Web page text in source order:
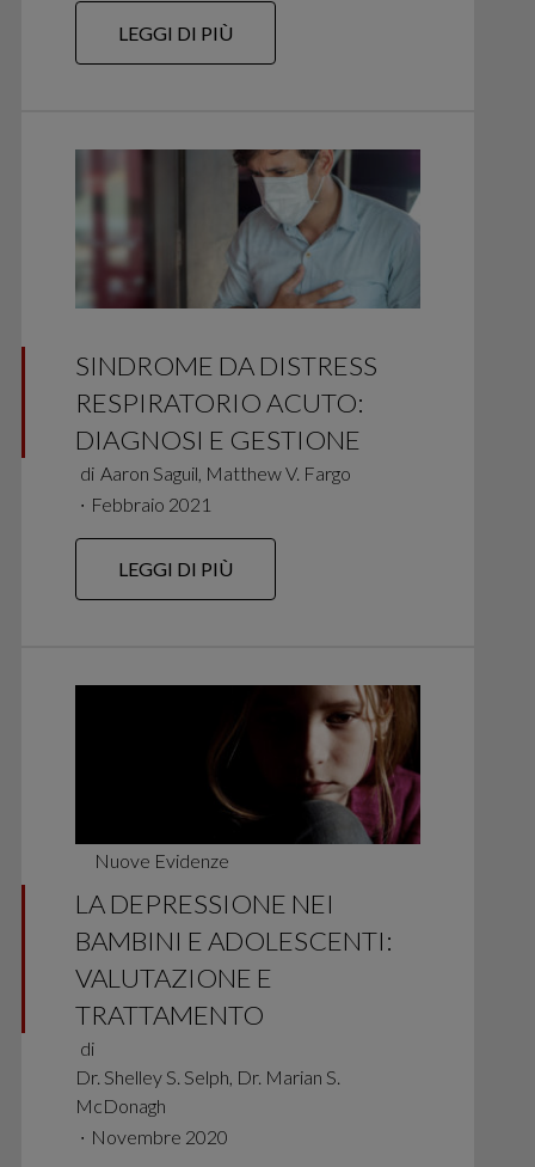
LEGGI DI PIÙ
SINDROME DA DISTRESS
RESPIRATORIO ACUTO:
DIAGNOSI E GESTIONE
di Aaron Saguil, Matthew V. Fargo
∙ Febbraio 2021
LEGGI DI PIÙ
Nuove Evidenze
LA DEPRESSIONE NEI
BAMBINI E ADOLESCENTI:
VALUTAZIONE E
TRATTAMENTO
di
Dr. Shelley S. Selph, Dr. Marian S.
McDonagh
∙ Novembre 2020